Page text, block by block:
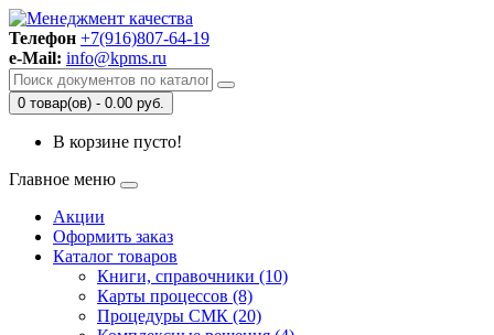
Телефон +7(916)807-64-19
e-Mail: info@kpms.ru
0 товар(ов) - 0.00 руб.
В корзине пусто!
Главное меню
Акции
Оформить заказ
Каталог товаров
Книги, справочники (10)
Карты процессов (8)
Процедуры СМК (20)